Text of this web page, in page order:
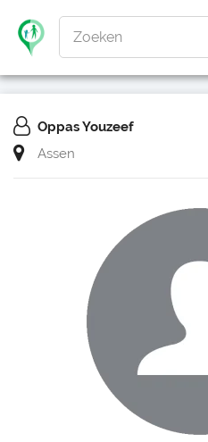
Zoeken
Oppas Youzeef
Assen